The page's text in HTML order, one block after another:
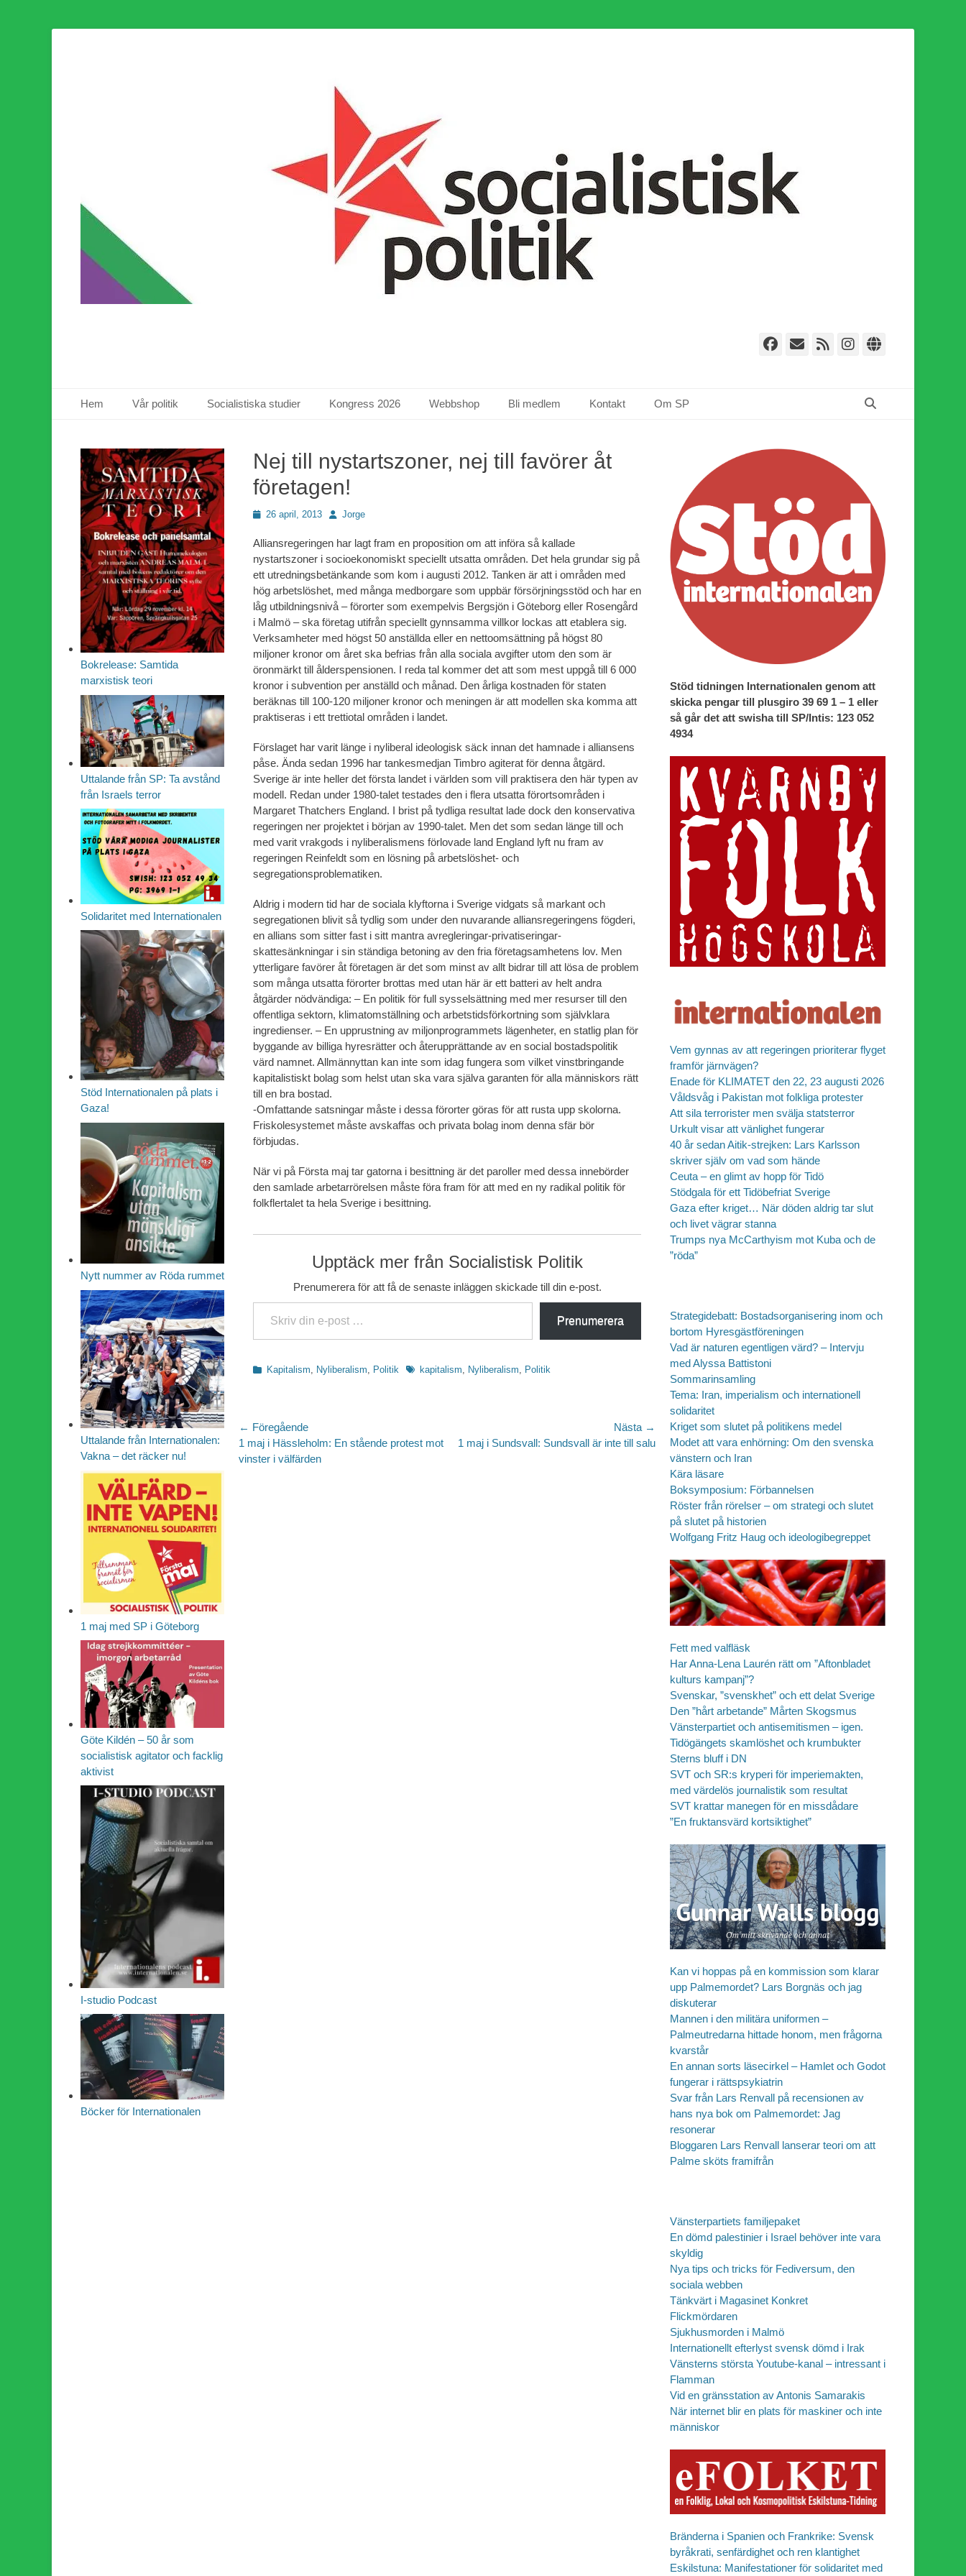
Facebook
E-
Webbflöde
Instagram
Primär meny
Hem Vår politik Socialistiska studier Kongress 2026 Webbshop Bli medlem Kontakt Om SP
Nej till nystartszoner, nej till favörer åt
företagen!
Publicerad
26 april, 2013 Författare
Jorge
Alliansregeringen har lagt fram en proposition om att införa så kallade
nystartszoner i socioekonomiskt speciellt utsatta områden. Det hela grundar sig på
ett utredningsbetänkande som kom i augusti 2012. Tanken är att i områden med
hög arbetslöshet, med många medborgare som uppbär försörjningsstöd och har en
låg utbildningsnivå – förorter som exempelvis Bergsjön i Göteborg eller Rosengård
i Malmö – ska företag utifrån speciellt gynnsamma villkor lockas att etablera sig.
Verksamheter med högst 50 anställda eller en nettoomsättning på högst 80
miljoner kronor om året ska befrias från alla sociala avgifter utom den som är
öronmärkt till ålderspensionen. I reda tal kommer det att som mest uppgå till 6 000
kronor i subvention per anställd och månad. Den årliga kostnaden för staten
beräknas till 100-120 miljoner kronor och meningen är att modellen ska komma att
praktiseras i ett trettiotal områden i landet.
Förslaget har varit länge i nyliberal ideologisk säck innan det hamnade i alliansens
påse. Ända sedan 1996 har tankesmedjan Timbro agiterat för denna åtgärd.
Sverige är inte heller det första landet i världen som vill praktisera den här typen av
modell. Redan under 1980-talet testades den i flera utsatta förortsområden i
Margaret Thatchers England. I brist på tydliga resultat lade dock den konservativa
regeringen ner projektet i början av 1990-talet. Men det som sedan länge till och
med varit vrakgods i nyliberalismens förlovade land England lyft nu fram av
regeringen Reinfeldt som en lösning på arbetslöshet- och
segregationsproblematiken.
Aldrig i modern tid har de sociala klyftorna i Sverige vidgats så markant och
segregationen blivit så tydlig som under den nuvarande alliansregeringens fögderi,
en allians som sitter fast i sitt mantra avregleringar-privatiseringar-
skattesänkningar i sin ständiga betoning av den fria företagsamhetens lov. Men
ytterligare favörer åt företagen är det som minst av allt bidrar till att lösa de problem
som många utsatta förorter brottas med utan här är ett batteri av helt andra
åtgärder nödvändiga: – En politik för full sysselsättning med mer resurser till den
offentliga sektorn, klimatomställning och arbetstidsförkortning som självklara
ingredienser. – En upprustning av miljonprogrammets lägenheter, en statlig plan för
byggande av billiga hyresrätter och återupprättande av en social bostadspolitik
värd namnet. Allmännyttan kan inte som idag fungera som vilket vinstbringande
kapitalistiskt bolag som helst utan ska vara själva garanten för alla människors rätt
till en bra bostad.
-Omfattande satsningar måste i dessa förorter göras för att rusta upp skolorna.
Friskolesystemet måste avskaffas och privata bolag inom denna sfär bör
förbjudas.
När vi på Första maj tar gatorna i besittning är det paroller med dessa innebörder
den samlade arbetarrörelsen måste föra fram för att med en ny radikal politik för
folkflertalet ta hela Sverige i besittning.
Upptäck mer från Socialistisk Politik
Prenumerera för att få de senaste inläggen skickade till din e-post.
Skriv din e-post …
Prenumerera
Kategorier
Kapitalism, Nyliberalism, Politik Etiketter
kapitalism, Nyliberalism, Politik
Inläggsnavigering
← Föregående
Föregående
inlägg:
1 maj i Hässleholm: En stående protest mot
vinster i välfärden
Nästa →
Nästa
1 maj i Sundsvall: Sundsvall är inte till salu
Stöd tidningen Internationalen genom att
skicka pengar till plusgiro 39 69 1 – 1 eller
så går det att swisha till SP/Intis: 123 052
4934
Vem gynnas av att regeringen prioriterar flyget
framför järnvägen?
Enade för KLIMATET den 22, 23 augusti 2026
Våldsvåg i Pakistan mot folkliga protester
Att sila terrorister men svälja statsterror
Urkult visar att vänlighet fungerar
40 år sedan Aitik-strejken: Lars Karlsson
skriver själv om vad som hände
Ceuta – en glimt av hopp för Tidö
Stödgala för ett Tidöbefriat Sverige
Gaza efter kriget… När döden aldrig tar slut
och livet vägrar stanna
Trumps nya McCarthyism mot Kuba och de
”röda”
Strategidebatt: Bostadsorganisering inom och
bortom Hyresgästföreningen
Vad är naturen egentligen värd? – Intervju
med Alyssa Battistoni
Sommarinsamling
Tema: Iran, imperialism och internationell
solidaritet
Kriget som slutet på politikens medel
Modet att vara enhörning: Om den svenska
vänstern och Iran
Kära läsare
Boksymposium: Förbannelsen
Röster från rörelser – om strategi och slutet
på slutet på historien
Wolfgang Fritz Haug och ideologibegreppet
Fett med valfläsk
Har Anna-Lena Laurén rätt om ”Aftonbladet
kulturs kampanj”?
Svenskar, ”svenskhet” och ett delat Sverige
Den ”hårt arbetande” Mårten Skogsmus
Vänsterpartiet och antisemitismen – igen.
Tidögängets skamlöshet och krumbukter
Sterns bluff i DN
SVT och SR:s kryperi för imperiemakten,
med värdelös journalistik som resultat
SVT krattar manegen för en missdådare
”En fruktansvärd kortsiktighet”
Kan vi hoppas på en kommission som klarar
upp Palmemordet? Lars Borgnäs och jag
diskuterar
Mannen i den militära uniformen –
Palmeutredarna hittade honom, men frågorna
kvarstår
En annan sorts läsecirkel – Hamlet och Godot
fungerar i rättspsykiatrin
Svar från Lars Renvall på recensionen av
hans nya bok om Palmemordet: Jag
resonerar
Bloggaren Lars Renvall lanserar teori om att
Palme sköts framifrån
Vänsterpartiets familjepaket
En dömd palestinier i Israel behöver inte vara
skyldig
Nya tips och tricks för Fediversum, den
sociala webben
Tänkvärt i Magasinet Konkret
Flickmördaren
Sjukhusmorden i Malmö
Internationellt efterlyst svensk dömd i Irak
Vänsterns största Youtube-kanal – intressant i
Flamman
Vid en gränsstation av Antonis Samarakis
När internet blir en plats för maskiner och inte
människor
Bränderna i Spanien och Frankrike: Svensk
byråkrati, senfärdighet och ren klantighet
Eskilstuna: Manifestationer för solidaritet med
Bokrelease: Samtida
marxistisk teori
Uttalande från SP: Ta avstånd
från Israels terror
Solidaritet med Internationalen
Stöd Internationalen på plats i
Gaza!
Nytt nummer av Röda rummet
Uttalande från Internationalen:
Vakna – det räcker nu!
1 maj med SP i Göteborg
Göte Kildén – 50 år som
socialistisk agitator och facklig
aktivist
I-studio Podcast
Böcker för Internationalen